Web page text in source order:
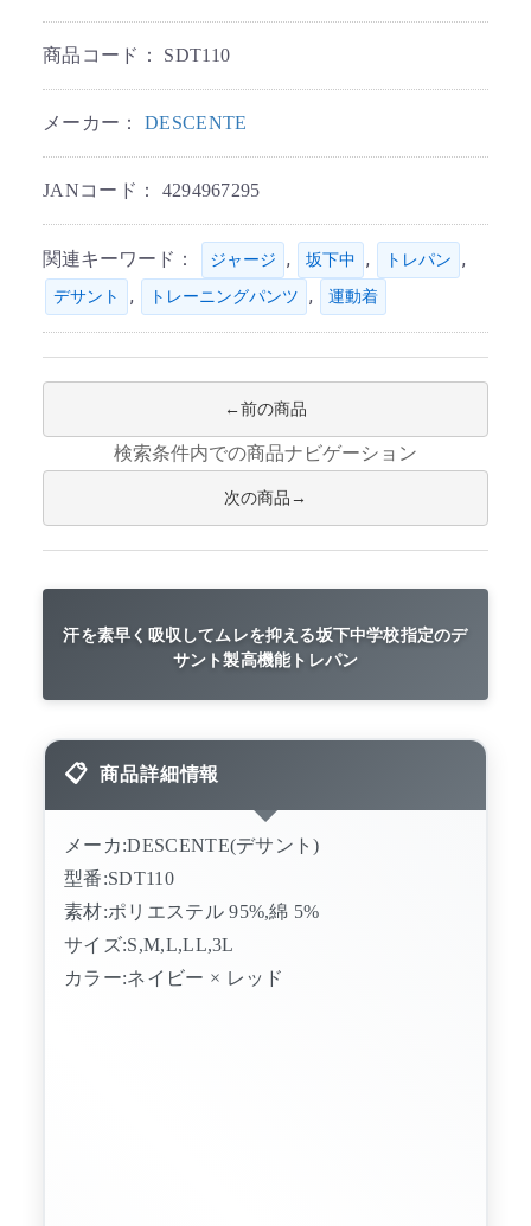
商品コード： SDT110
メーカー： DESCENTE
JANコード： 4294967295
関連キーワード： ジャージ , 坂下中 , トレパン ,
デサント , トレーニングパンツ , 運動着
前の商品
検索条件内での商品ナビゲーション
次の商品
汗を素早く吸収してムレを抑える坂下中学校指定のデ
サント製高機能トレパン
商品詳細情報
メーカ:DESCENTE(デサント)
型番:SDT110
素材:ポリエステル 95%,綿 5%
サイズ:S,M,L,LL,3L
カラー:ネイビー × レッド